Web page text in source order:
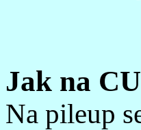
Jak na
Na pileup